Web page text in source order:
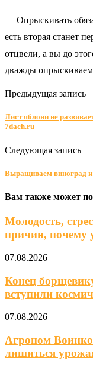
— Опрыскивать
есть вторая станет
отцвели, а вы до
дважды
Предыдущая запись
Лист яблони не
7dach.ru
Следующая запись
Выращиваем виноград и
Вам также может
Молодость,
причин, почему
07.08.2026
Конец
вступили
07.08.2026
Агроном
лишиться